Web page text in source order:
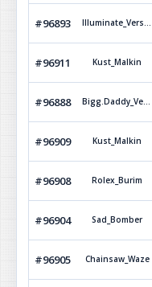
#96893 Illuminate_Versetti
#96911 Kust_Malkin
#96888 Bigg.Daddy_Versetti
#96909 Kust_Malkin
#96908 Rolex_Burim
#96904 Sad_Bomber
#96905 Chainsaw_Waze